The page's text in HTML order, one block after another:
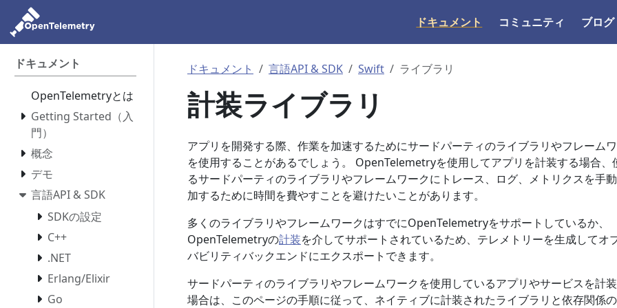
ドキュメント コミュニティ ブログ
ドキュメント
OpenTelemetryとは
Getting Started（入
門）
概念
デモ
言語API & SDK
SDKの設定
C++
.NET
Erlang/Elixir
Go
ドキュメント 言語API & SDK Swift ライブラリ
計装ライブラリ
アプリを開発する際、作業を加速するためにサードパーティのライブラリやフレーム
を使用することがあるでしょう。 OpenTelemetryを使用してアプリを計装する場合、
るサードパーティのライブラリやフレームワークにトレース、ログ、メトリクスを手
加するために時間を費やすことを避けたいことがあります。
多くのライブラリやフレームワークはすでにOpenTelemetryをサポートしているか、
OpenTelemetryの計装を介してサポートされているため、テレメトリーを生成してオ
バビリティバックエンドにエクスポートできます。
サードパーティのライブラリやフレームワークを使用しているアプリやサービスを計
場合は、このページの手順に従って、ネイティブに計装されたライブラリと依存関係